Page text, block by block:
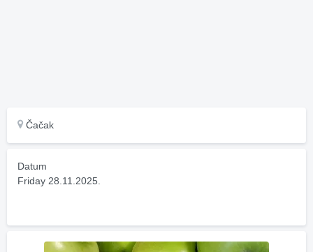
Čačak
Datum
Friday 28.11.2025.